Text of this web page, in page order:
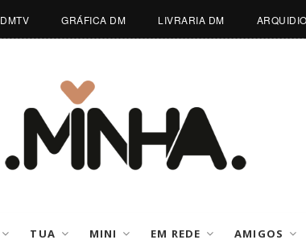
DMTV GRÁFICA DM LIVRARIA DM
TUA MINI EM REDE AMIGOS